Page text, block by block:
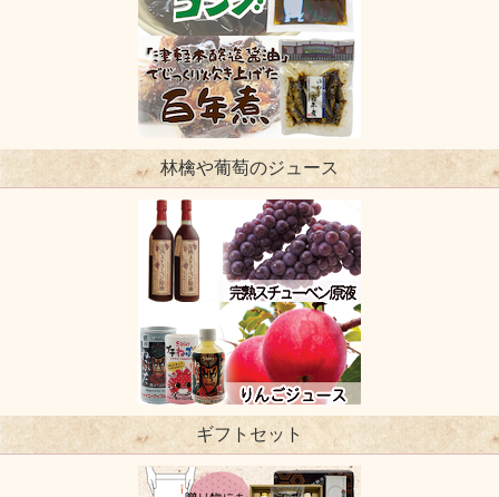
林檎や葡萄のジュース
ギフトセット